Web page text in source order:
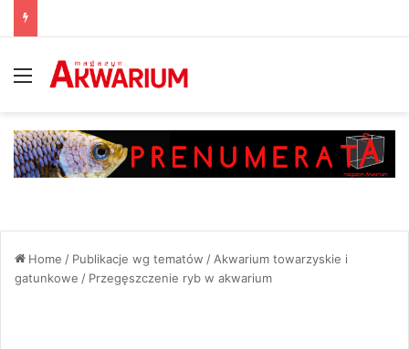
Menu
Home / Publikacje wg tematów /Akwarium towarzyskie i
gatunkowe / Przegęszczenie ryb w akwarium